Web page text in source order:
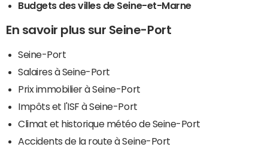
Budgets des villes de Seine-et-Marne
En savoir plus sur Seine-Port
Seine-Port
Salaires à Seine-Port
Prix immobilier à Seine-Port
Impôts et l'ISF à Seine-Port
Climat et historique météo de Seine-Port
Accidents de la route à Seine-Port